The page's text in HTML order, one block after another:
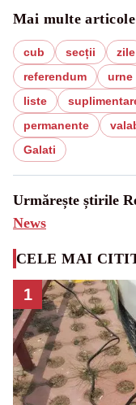
Mai multe articole
cub secții zile
referendum
urne
liste
permanente
Galati
Urmărește știrile
News
CELE MAI
1